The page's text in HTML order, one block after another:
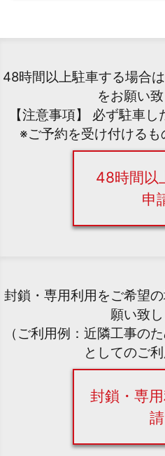
48時間以上駐車する場合
をお願い致
【注意事項】 必ず駐車し
※ご予約を受け付けるも
48時間以
申
封鎖・専用利用をご希望
願い致し
（ご利用例：近隣工事の
としてのご
封鎖・専
請